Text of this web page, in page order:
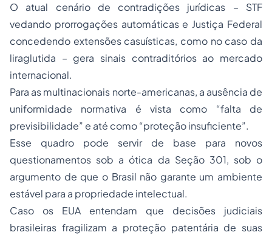
O atual cenário de contradições jurídicas – STF
vedando prorrogações automáticas e Justiça Federal
concedendo extensões casuísticas, como no caso da
liraglutida – gera sinais contraditórios ao mercado
internacional.
Para as multinacionais norte-americanas, a ausência de
uniformidade normativa é vista como “falta de
previsibilidade” e até como “proteção insuficiente”.
Esse quadro pode servir de base para novos
questionamentos sob a ótica da Seção 301, sob o
argumento de que o Brasil não garante um ambiente
estável para a propriedade intelectual.
Caso os EUA entendam que decisões judiciais
brasileiras fragilizam a proteção patentária de suas